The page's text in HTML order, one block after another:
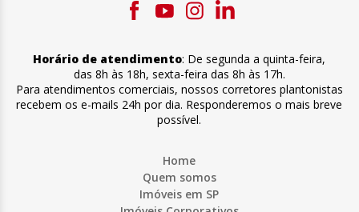
Horário de atendimento: De segunda a quinta-feira,
das 8h às 18h, sexta-feira das 8h às 17h.
Para atendimentos comerciais, nossos corretores plantonistas
recebem os e-mails 24h por dia. Responderemos o mais breve
possível.
Home
Quem somos
Imóveis em SP